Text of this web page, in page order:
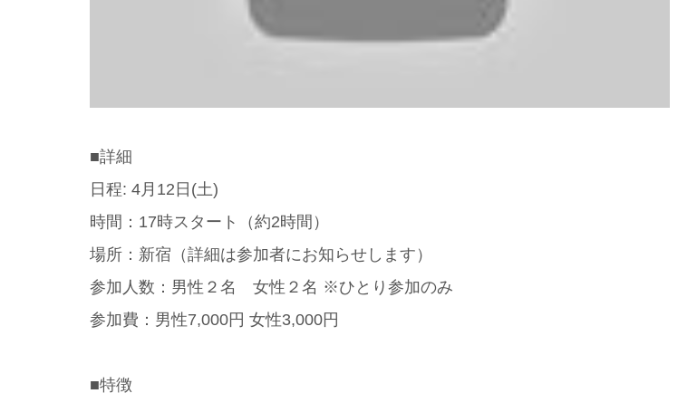
■詳細
日程: 4月12日(土)
時間：17時スタート（約2時間）
場所：新宿（詳細は参加者にお知らせします）
参加人数：男性２名 女性２名 ※ひとり参加のみ
参加費：男性7,000円 女性3,000円
■特徴